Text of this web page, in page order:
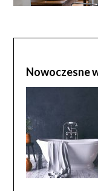
Nowoczesne